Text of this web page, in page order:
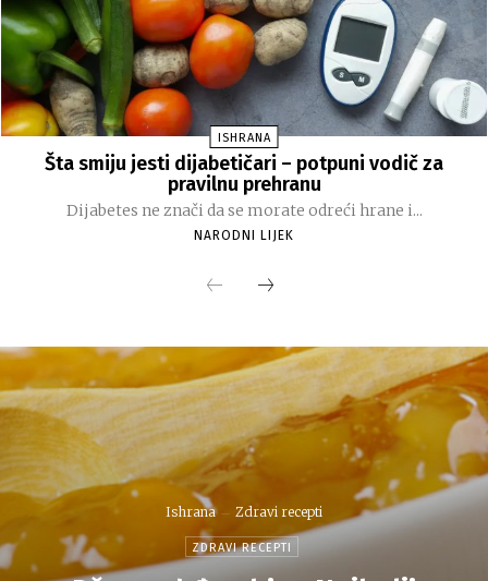
ISHRANA
Šta smiju jesti dijabetičari – potpuni vodič za
pravilnu prehranu
Dijabetes ne znači da se morate odreći hrane i...
NARODNI LIJEK